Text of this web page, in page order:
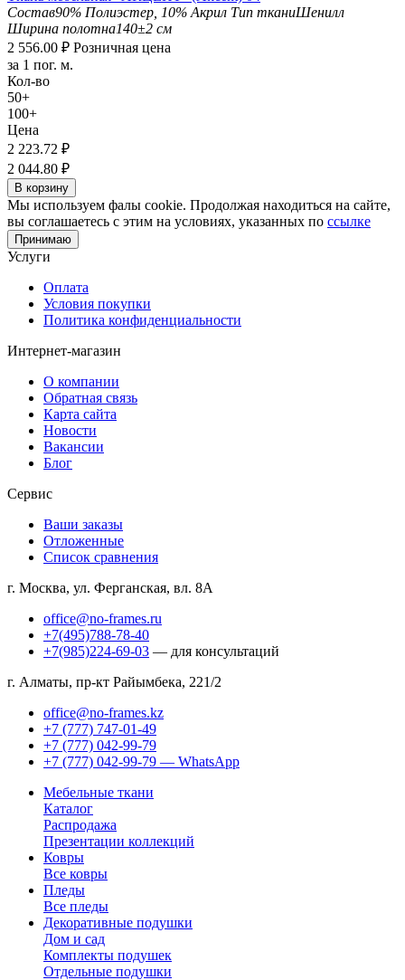
Состав90% Полиэстер, 10% Акрил Тип тканиШенилл
Ширина полотна140±2 см
2 556.00 ₽ Розничная цена
за 1 пог. м.
Кол-во
50+
100+
Цена
2 223.72 ₽
2 044.80 ₽
В корзину
Мы используем фалы cookie. Продолжая находиться на сайте,
вы соглашаетесь с этим на условиях, указанных по ссылке
Принимаю
Услуги
Оплата
Условия покупки
Политика конфиденциальности
Интернет-магазин
О компании
Обратная связь
Карта сайта
Новости
Вакансии
Блог
Сервис
Ваши заказы
Отложенные
Список сравнения
г. Москва, ул. Ферганская, вл. 8А
office@no-frames.ru
+7(495)788-78-40
+7(985)224-69-03 — для консультаций
г. Алматы, пр-кт Райымбека, 221/2
office@no-frames.kz
+7 (777) 747-01-49
+7 (777) 042-99-79
+7 (777) 042-99-79 — WhatsApp
Мебельные ткани
Каталог
Распродажа
Презентации коллекций
Ковры
Все ковры
Пледы
Все пледы
Декоративные подушки
Дом и сад
Комплекты подушек
Отдельные подушки